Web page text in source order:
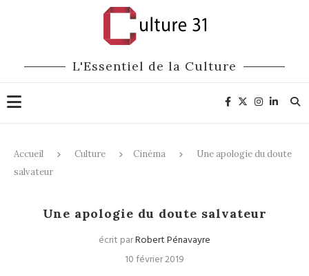
L'Essentiel de la Culture
Accueil Culture Cinéma
Une apologie du doute
salvateur
Une apologie du doute salvateur
écrit parRobert Pénavayre
10 février 2019